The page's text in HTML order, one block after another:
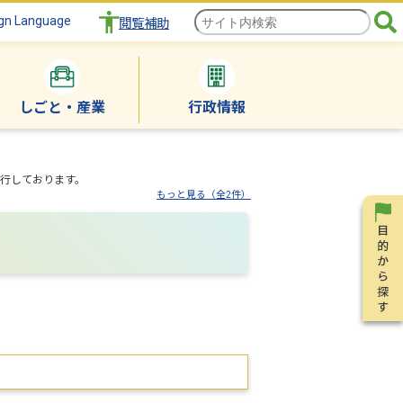
Language 閲覧補助
しごと・産業 行政情報
しております。
もっと見る（全2件）